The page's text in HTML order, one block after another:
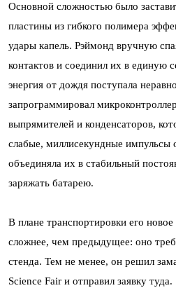
Основной сложностью было
пластины из гибкого полимера
удары капель. Рэймонд вручную
контактов и соединил их в единую
энергия от дождя поступала
запрограммировал
выпрямителей и конденсаторов,
слабые, миллисекундные импульсы
объединяла их в стабильный
заряжать батарею.
В плане транспортировки его
сложнее, чем предыдущее: оно
стенда. Тем не менее, он решил
Science Fair и отправил заявку туда.